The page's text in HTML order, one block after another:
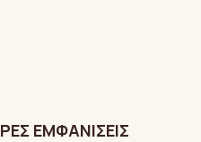
ΕΜΦΑΝΊΣΕΙΣ